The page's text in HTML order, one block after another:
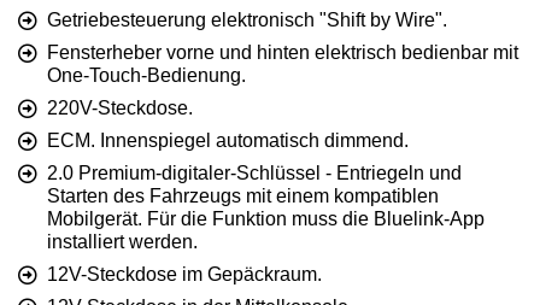
Getriebesteuerung elektronisch "Shift by Wire".
Fensterheber vorne und hinten elektrisch bedienbar mit
One-Touch-Bedienung.
220V-Steckdose.
ECM. Innenspiegel automatisch dimmend.
2.0 Premium-digitaler-Schlüssel - Entriegeln und
Starten des Fahrzeugs mit einem kompatiblen
Mobilgerät. Für die Funktion muss die Bluelink-App
installiert werden.
12V-Steckdose im Gepäckraum.